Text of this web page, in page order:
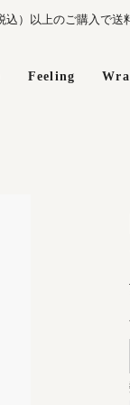
込）以上のご購入で送
Feeling